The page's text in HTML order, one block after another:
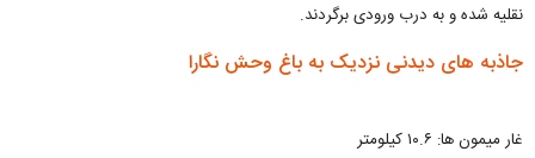
نقلیه شده و به درب ورودی برگردند.
جاذبه های دیدنی نزدیک به باغ وحش نگارا
غار میمون ها: ۱۰.۶ کیلومتر